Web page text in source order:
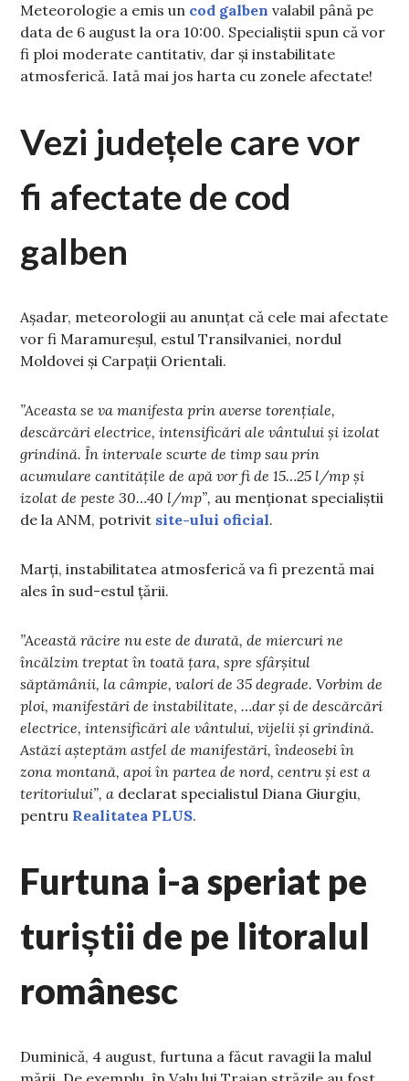
Meteorologie a emis un cod galben valabil până pe
data de 6 august la ora 10:00. Specialiștii spun că vor
fi ploi moderate cantitativ, dar și instabilitate
atmosferică. Iată mai jos harta cu zonele afectate!
Vezi județele care vor
fi afectate de cod
galben
Așadar, meteorologii au anunțat că cele mai afectate
vor fi Maramureșul, estul Transilvaniei, nordul
Moldovei și Carpații Orientali.
”Aceasta se va manifesta prin averse torențiale,
descărcări electrice, intensificări ale vântului și izolat
grindină. În intervale scurte de timp sau prin
acumulare cantitățile de apă vor fi de 15…25 l/mp și
izolat de peste 30…40 l/mp”, au menționat specialiștii
de la ANM, potrivit site-ului oficial.
Marţi, instabilitatea atmosferică va fi prezentă mai
ales în sud-estul ţării.
”Această răcire nu este de durată, de miercuri ne
încălzim treptat în toată țara, spre sfârșitul
săptămânii, la câmpie, valori de 35 degrade. Vorbim de
ploi, manifestări de instabilitate, …dar și de descărcări
electrice, intensificări ale vântului, vijelii și grindină.
Astăzi așteptăm astfel de manifestări, îndeosebi în
zona montană, apoi în partea de nord, centru și est a
teritoriului”, a declarat specialistul Diana Giurgiu,
pentru Realitatea PLUS.
Furtuna i-a speriat pe
turiștii de pe litoralul
românesc
Duminică, 4 august, furtuna a făcut ravagii la malul